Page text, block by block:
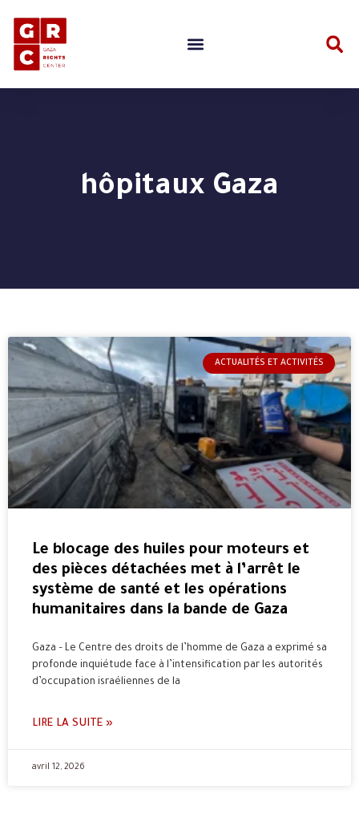
hôpitaux Gaza
ACTUALITÉS ET ACTIVITÉS
Le blocage des huiles pour moteurs et
des pièces détachées met à l’arrêt le
système de santé et les opérations
humanitaires dans la bande de Gaza
Gaza – Le Centre des droits de l’homme de Gaza a exprimé sa
profonde inquiétude face à l’intensification par les autorités
d’occupation israéliennes de la
LIRE LA SUITE »
avril 12, 2026